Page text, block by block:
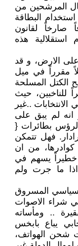
المرشحين من
البطاقة
صارخاً لقانون
استقلالية هذه
على الارض، و قد
مقرراً في ميل
الكتل المسلحة
للناخبين، حيث
..غير
لم يبق على
بطائرات {
فهل تتمكن
كوادرها، من ان
خطيراً يسهم في
اذا ما جرت ولم
المسروق
شراء الاصوات
.. ومأساته
يباع بابخس
شحن الهواتف،